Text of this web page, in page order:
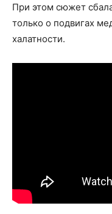
При этом сюжет
только о подвигах
халатности.